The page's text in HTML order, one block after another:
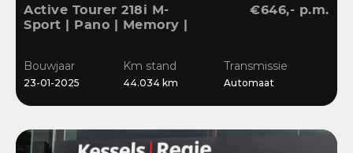
Active Tourer 218i M-
Sport | Pano | Memory |
€646,- p.m.
Bouwjaar
23-01-2025
Km stand
44.034 km
Transmissie
Automaat